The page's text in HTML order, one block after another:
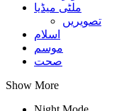
ملٹی میڈیا
تصویریں
اسلام
موسم
صحت
Show More